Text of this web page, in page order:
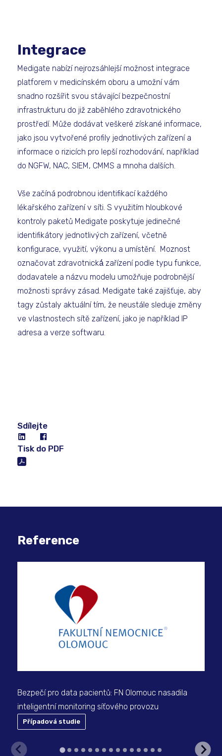
Integrace
Medigate nabízí nejrozsáhlejší možnost integrace
platforem v medicínském oboru a umožní vám
snadno rozšířit svou stávající bezpečnostní
infrastrukturu do již zaběhlého zdravotnického
prostředí. Může dodávat veškeré získané informace,
jako jsou vytvořené profily jednotlivých zařízení a
informace o rizicích pro lepší rozhodování, například
do NGFW, NAC, SIEM, CMMS a mnoha dalších.
Vše začíná podrobnou identifikací každého
lékařského zařízení v síti. S využitím hloubkové
kontroly paketů Medigate poskytuje jedinečné
identifikátory jednotlivých zařízení, včetně
konfigurace, využití, výkonu a umístění. Moznost
označovat zdravotnická́ zařízení podle typu funkce,
dodavatele a názvu modelu umožňuje podrobnější
možnosti správy zásad. Medigate také zajišťuje, aby
tagy zůstaly aktuální tím, že neustále sleduje změny
ve vlastnostech sítě zařízení, jako je například IP
adresa a verze softwaru.
Sdílejte
Tisk do PDF
Reference
Bezpečí pro data pacientů: FN Olomouc nasadila
inteligentní monitoring síťového provozu
Případová studie